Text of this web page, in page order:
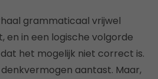
grammaticaal vrijwel
en in een logische volgorde
het mogelijk niet correct is.
aantast. Maar,